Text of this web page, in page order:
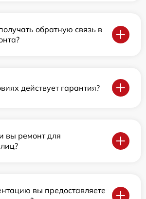
обратную связь в
действует гарантия?
вы ремонт для
вы предоставляете